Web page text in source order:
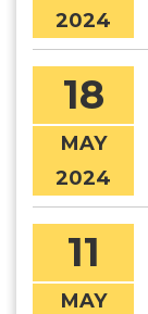
2024
18
MAY
2024
11
MAY